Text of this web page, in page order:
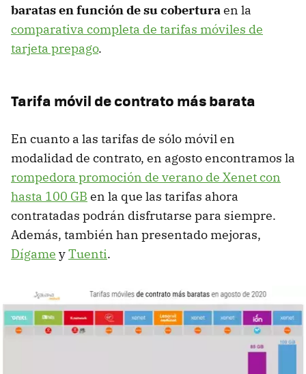
baratas en función de su coberturaen la
comparativa completa de tarifas móviles de
tarjeta prepago.
Tarifa móvil de contrato más barata
En cuanto a las tarifas de sólo móvil en
modalidad de contrato, en agosto encontramos la
rompedora promoción de verano de Xenet con
hasta 100 GB en la que las tarifas ahora
contratadas podrán disfrutarse para siempre.
Además, también han presentado mejoras,
Dígame yTuenti.